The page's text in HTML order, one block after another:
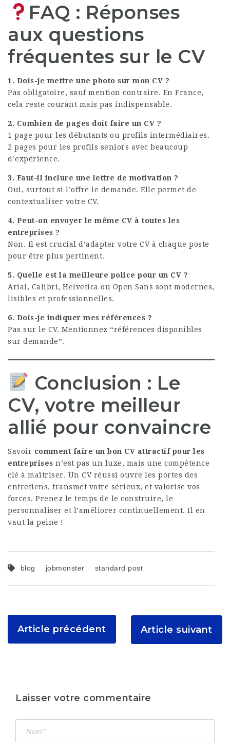
FAQ : Réponses
aux questions
fréquentes sur le CV
1. Dois-je mettre une photo sur mon CV ?
Pas obligatoire, sauf mention contraire. En France,
cela reste courant mais pas indispensable.
2. Combien de pages doit faire un CV ?
1 page pour les débutants ou profils intermédiaires.
2 pages pour les profils seniors avec beaucoup
d’expérience.
3. Faut-il inclure une lettre de motivation ?
Oui, surtout si l’offre le demande. Elle permet de
contextualiser votre CV.
4. Peut-on envoyer le même CV à toutes les
entreprises ?
Non. Il est crucial d’adapter votre CV à chaque poste
pour être plus pertinent.
5. Quelle est la meilleure police pour un CV ?
Arial, Calibri, Helvetica ou Open Sans sont modernes,
lisibles et professionnelles.
6. Dois-je indiquer mes références ?
Pas sur le CV. Mentionnez “références disponibles
sur demande”.
Conclusion : Le
CV, votre meilleur
allié pour convaincre
Savoir comment faire un bon CV attractif pour les
entreprises n’est pas un luxe, mais une compétence
clé à maîtriser. Un CV réussi ouvre les portes des
entretiens, transmet votre sérieux, et valorise vos
forces. Prenez le temps de le construire, le
personnaliser et l’améliorer continuellement. Il en
vaut la peine !
blog jobmonster standard post
Article précédent Article suivant
Laisser votre commentaire